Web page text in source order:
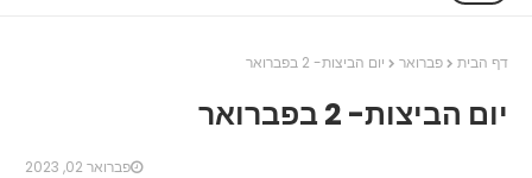
דף הבית פברואר יום הביצות- 2 בפברואר
יום הביצות- 2 בפברואר
פברואר 02, 2023